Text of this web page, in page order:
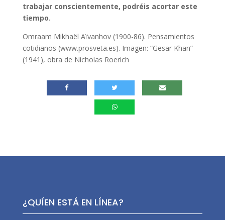
trabajar conscientemente, podréis acortar este
tiempo.
Omraam Mikhaël Aïvanhov (1900-86). Pensamientos
cotidianos (www.prosveta.es). Imagen: “Gesar Khan”
(1941), obra de Nicholas Roerich
¿QUÍEN ESTÁ EN LÍNEA?